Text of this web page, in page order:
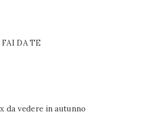
DA TE
da vedere in autunno